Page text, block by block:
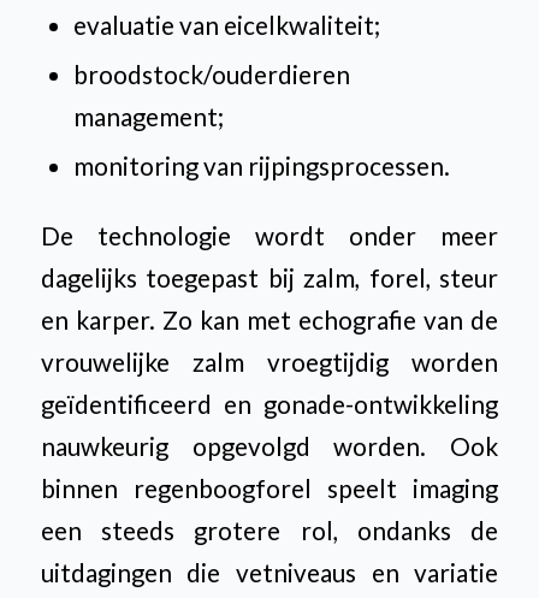
evaluatie van eicelkwaliteit;
broodstock/ouderdieren
management;
monitoring van rijpingsprocessen.
De technologie wordt onder meer
dagelijks toegepast bij zalm, forel, steur
en karper. Zo kan met echografie van de
vrouwelijke zalm vroegtijdig worden
geïdentificeerd en gonade-ontwikkeling
nauwkeurig opgevolgd worden. Ook
binnen regenboogforel speelt imaging
een steeds grotere rol, ondanks de
uitdagingen die vetniveaus en variatie